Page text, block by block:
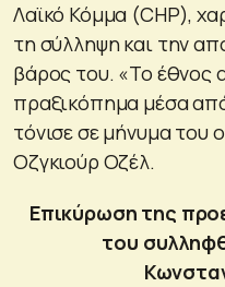
Λαϊκό Κόμμα (CHP),
τη σύλληψη και την
βάρος του. «Το έθνος
πραξικόπημα μέσα
τόνισε σε μήνυμα του
Οζγκιούρ Οζέλ.
Επικύρωση της
του